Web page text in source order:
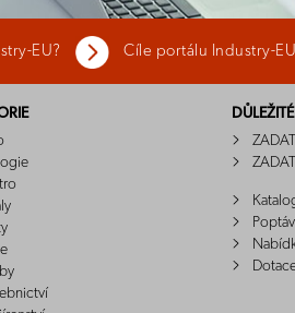
EU? Cíle portálu Industry-EU